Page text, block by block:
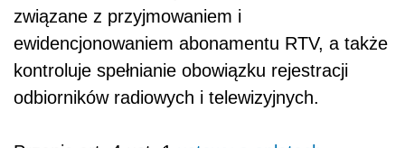
związane z przyjmowaniem i
ewidencjonowaniem abonamentu RTV, a także
kontroluje spełnianie obowiązku rejestracji
odbiorników radiowych i telewizyjnych.